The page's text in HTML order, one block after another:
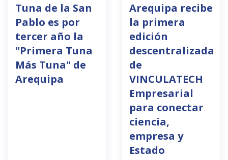
Tuna de la San
Pablo es por
tercer año la
"Primera Tuna
Más Tuna" de
Arequipa
Arequipa recibe
la primera
edición
descentralizada
de
VINCULATECH
Empresarial
para conectar
ciencia,
empresa y
Estado